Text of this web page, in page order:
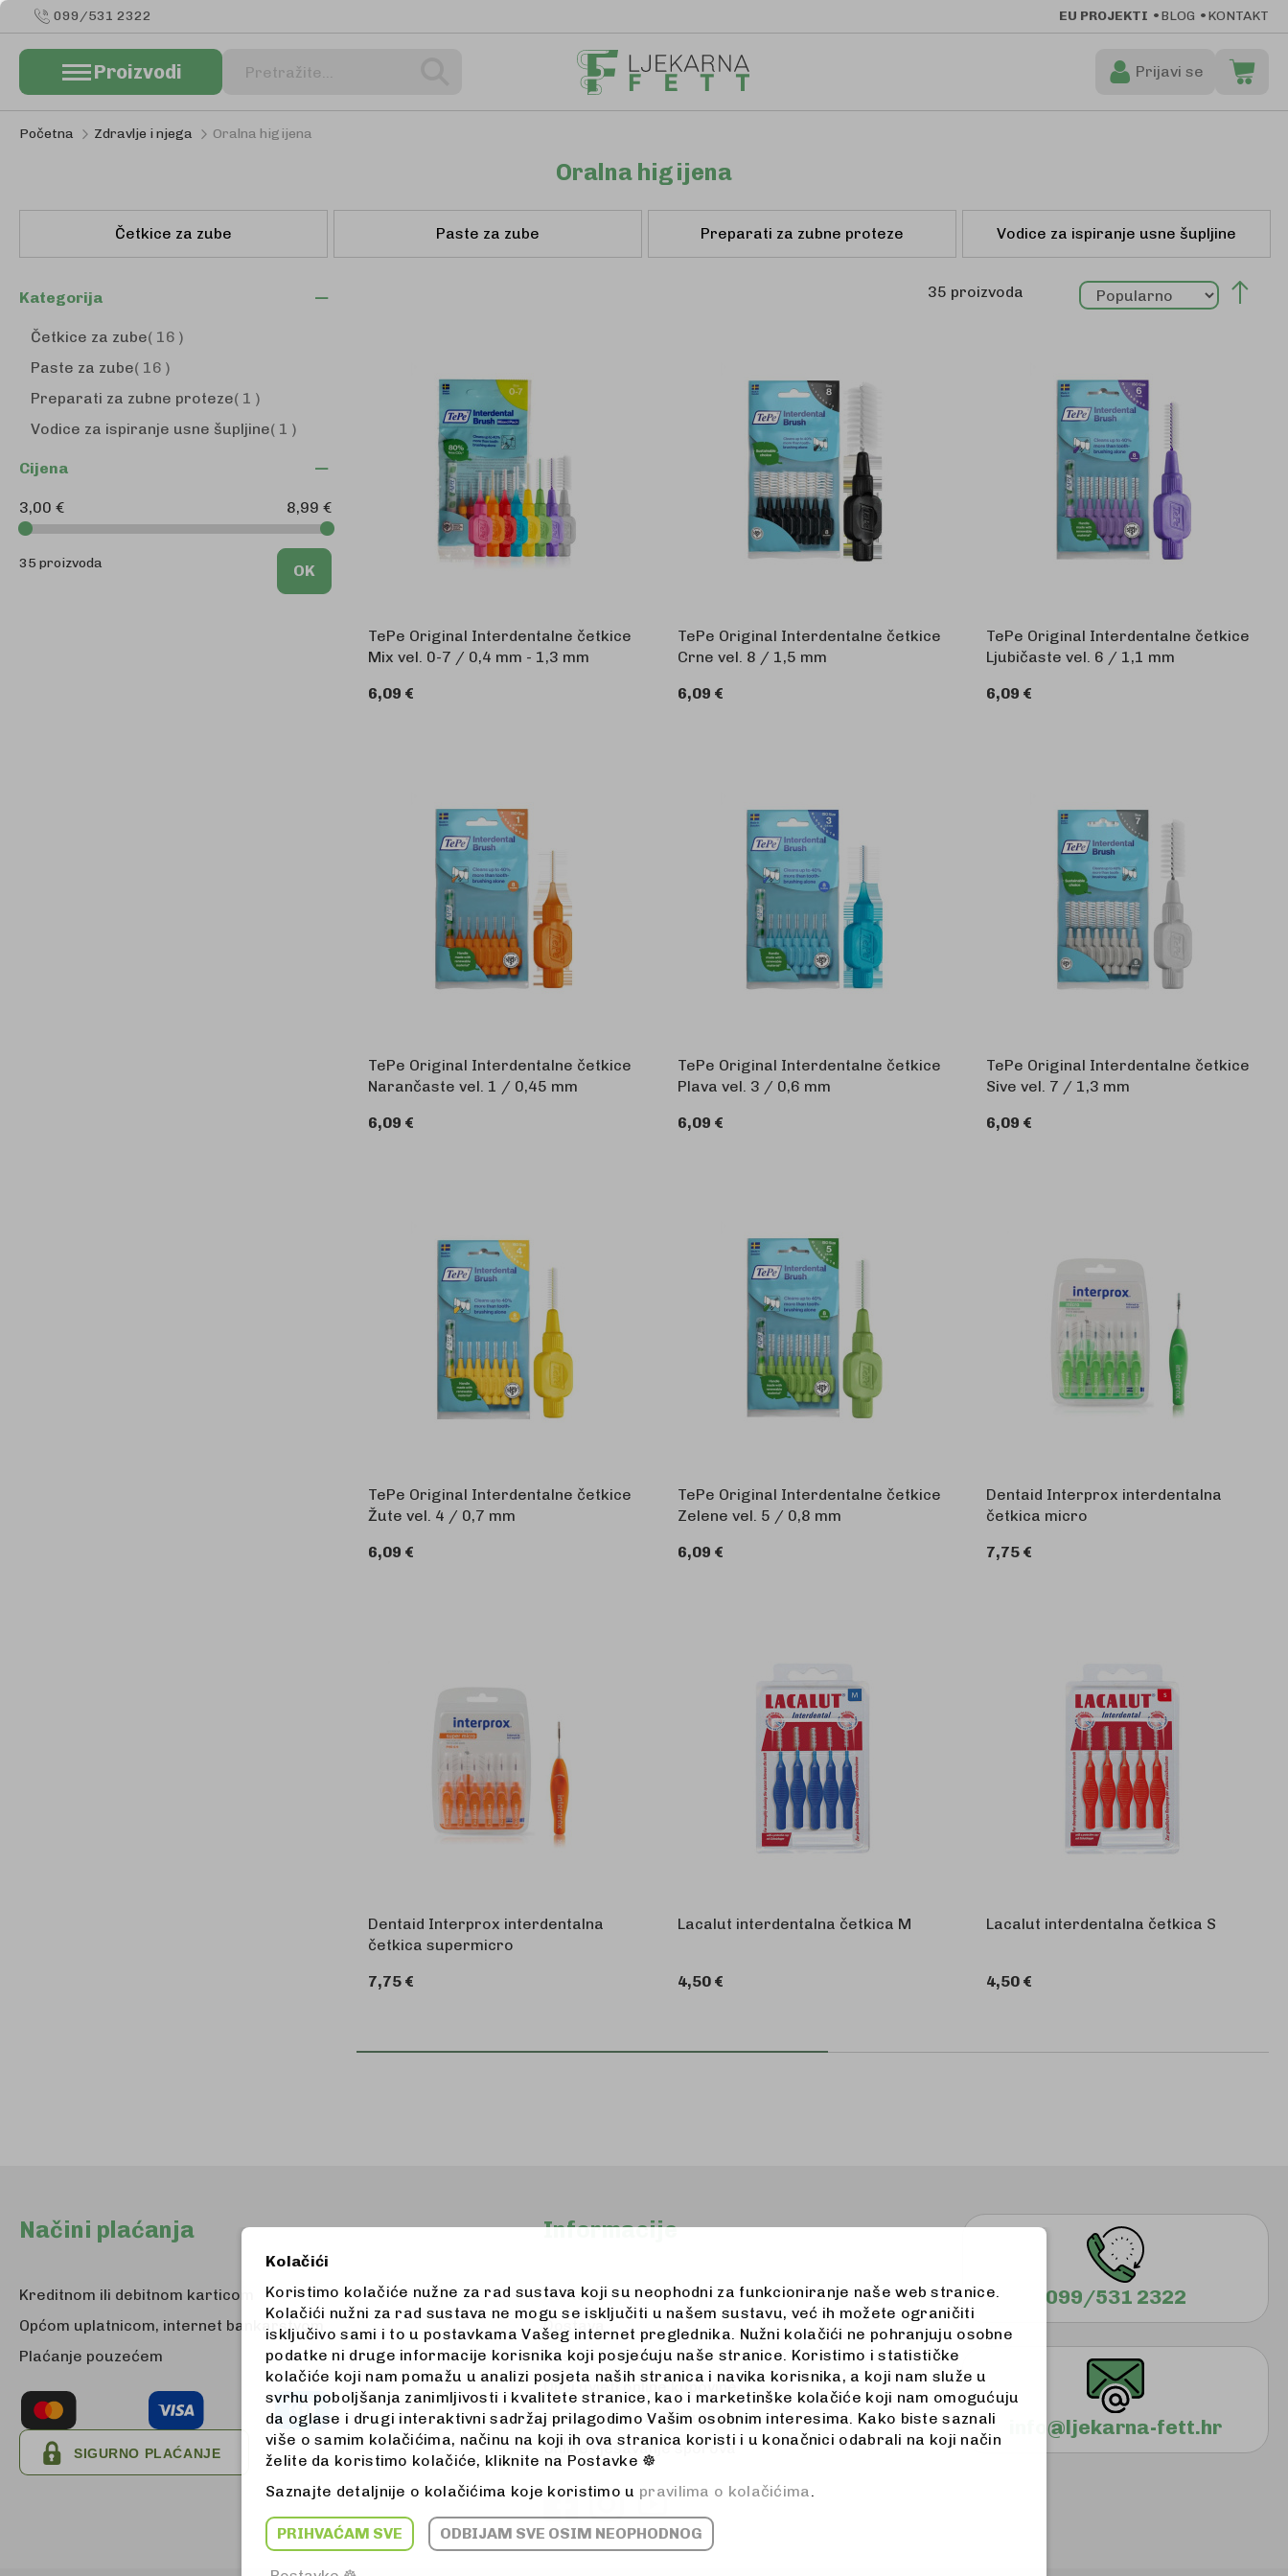
099/531 2322 EU PROJEKTI BLOG KONTAKT
Proizvodi Moja
Pretraživanje
Prijavi se
Početna Zdravlje i njega Oralna higijena
Oralna higijena
Četkice za zube Paste za zube Preparati za zubne proteze Vodice za ispiranje usne šupljine
35 proizvoda
TePe Original Interdentalne četkice
Mix vel. 0-7 / 0,4 mm - 1,3 mm
6,09 €
TePe Original Interdentalne četkice
Crne vel. 8 / 1,5 mm
6,09 €
TePe Original Interdentalne četkice
Ljubičaste vel. 6 / 1,1 mm
6,09 €
TePe Original Interdentalne četkice
Narančaste vel. 1 / 0,45 mm
6,09 €
TePe Original Interdentalne četkice
Plava vel. 3 / 0,6 mm
6,09 €
TePe Original Interdentalne četkice
Sive vel. 7 / 1,3 mm
6,09 €
TePe Original Interdentalne četkice
Žute vel. 4 / 0,7 mm
6,09 €
TePe Original Interdentalne četkice
Zelene vel. 5 / 0,8 mm
6,09 €
Dentaid Interprox interdentalna
četkica micro
7,75 €
Dentaid Interprox interdentalna
četkica supermicro
7,75 €
Lacalut interdentalna četkica M
4,50 €
Lacalut interdentalna četkica S
4,50 €
Kategorija
Četkice za zube 16 proizvodi
Paste za zube 16 proizvodi
Preparati za zubne proteze 1 proizvod
Vodice za ispiranje usne šupljine 1 proizvod
Cijena
3,00 € 8,99 €
35 proizvoda OK
Načini plaćanja
Kreditnom ili debitnom karticom
Općom uplatnicom, internet bankarstvom
Plaćanje pouzećem
Informacije
Kontakt
Dostava
Zaštita podataka
Opći uvjeti online kupovine
Jednostrani raskid ugovora
Online rješavanje sporova
099/531 2322
info@ljekarna-fett.hr
Kolačići
Koristimo kolačiće nužne za rad sustava koji su neophodni za funkcioniranje naše web stranice.
Kolačići nužni za rad sustava ne mogu se isključiti u našem sustavu, već ih možete ograničiti
isključivo sami i to u postavkama Vašeg internet preglednika. Nužni kolačići ne pohranjuju osobne
podatke ni druge informacije korisnika koji posjećuju naše stranice. Koristimo i statističke
kolačiće koji nam pomažu u analizi posjeta naših stranica i navika korisnika, a koji nam služe u
svrhu poboljšanja zanimljivosti i kvalitete stranice, kao i marketinške kolačiće koji nam omogućuju
da oglase i drugi interaktivni sadržaj prilagodimo Vašim osobnim interesima. Kako biste saznali
više o samim kolačićima, načinu na koji ih ova stranica koristi i u konačnici odabrali na koji način
želite da koristimo kolačiće, kliknite na Postavke ☸
Saznajte detaljnije o kolačićima koje koristimo u pravilima o kolačićima.
PRIHVAĆAM SVE ODBIJAM SVE OSIM NEOPHODNOG